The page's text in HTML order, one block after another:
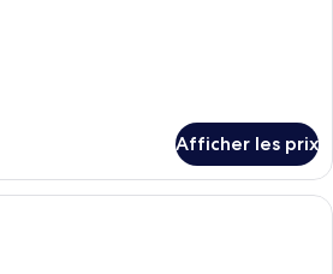
Afficher les prix